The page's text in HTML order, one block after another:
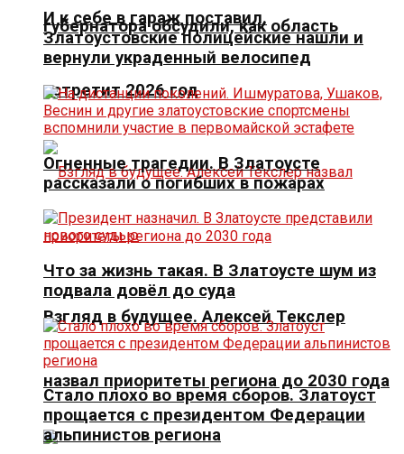
губернатора обсудили, как область
встретит 2026 год
Взгляд в будущее. Алексей Текслер
назвал приоритеты региона до 2030 года
И к себе в гараж поставил.
Златоустовские полицейские нашли и
вернули украденный велосипед
Огненные трагедии. В Златоусте
рассказали о погибших в пожарах
Что за жизнь такая. В Златоусте шум из
подвала довёл до суда
Стало плохо во время сборов. Златоуст
прощается с президентом Федерации
альпинистов региона